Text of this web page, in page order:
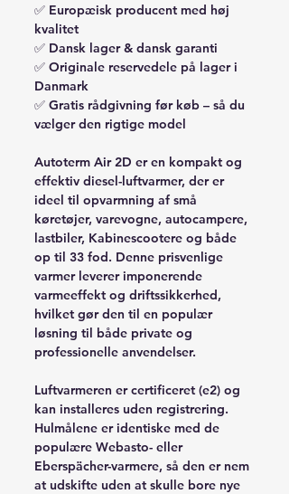
✅ Europæisk producent med høj
kvalitet
✅ Dansk lager & dansk garanti
✅ Originale reservedele på lager i
Danmark
✅ Gratis rådgivning før køb – så du
vælger den rigtige model
Autoterm Air 2D er en kompakt og
effektiv diesel-luftvarmer, der er
ideel til opvarmning af små
køretøjer, varevogne, autocampere,
lastbiler, Kabinescootere og både
op til 33 fod. Denne prisvenlige
varmer leverer imponerende
varmeeffekt og driftssikkerhed,
hvilket gør den til en populær
løsning til både private og
professionelle anvendelser.
Luftvarmeren er certificeret (e2) og
kan installeres uden registrering.
Hulmålene er identiske med de
populære Webasto- eller
Eberspächer-varmere, så den er nem
at udskifte uden at skulle bore nye